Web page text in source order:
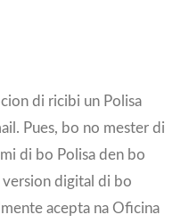
di ricibi un Polisa
Pues, bo no mester di
di bo Polisa den bo
version digital di bo
acepta na Oficina